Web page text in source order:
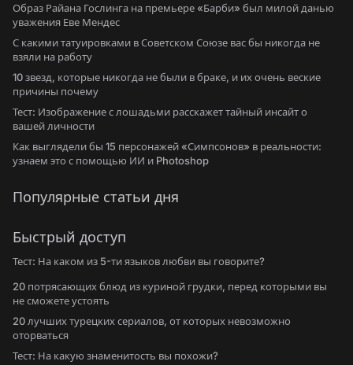
Образ Райана Гослинга на премьере «Барби» был милой данью
уважения Еве Мендес
С какими татуировками в Советском Союзе вас бы никогда не
взяли на работу
10 звезд, которые никогда не были в браке, и их очень веские
причины почему
Тест: Изображение с лошадьми расскажет тайный инсайт о
вашей личности
Как выглядели бы 15 персонажей «Симпсонов» в реальности:
узнаем это с помощью ИИ и Photoshop
Популярные статьи дня
Быстрый доступ
Тест: На каком из 5-ти языков любви вы говорите?
20 потрясающих блюд из куриной грудки, перед которыми вы
не сможете устоять
20 лучших турецких сериалов, от которых невозможно
оторваться
Тест: На какую знаменитость вы похожи?